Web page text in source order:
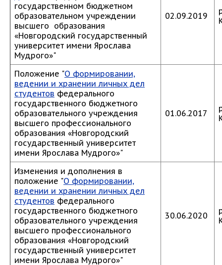
государственном бюджетном
образовательном учреждении
высшего образования
«Новгородский государственный
университет имени Ярослава
Мудрого»"
02.09.2019
Положение "О формировании,
ведении и хранении личных дел
студентов федерального
государственного бюджетного
образовательного учреждения
высшего профессионального
образования «Новгородский
государственный университет
имени Ярослава Мудрого»"
01.06.2017
Изменения и дополнения в
положение "О формировании,
ведении и хранении личных дел
студентов федерального
государственного бюджетного
образовательного учреждения
высшего профессионального
образования «Новгородский
государственный университет
имени Ярослава Мудрого»"
30.06.2020